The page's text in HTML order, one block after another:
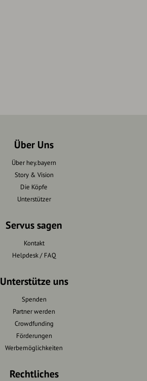
Über Uns
Über hey.bayern
Story & Vision
Die Köpfe
Unterstützer
Servus sagen
Kontakt
Helpdesk / FAQ
Unterstütze uns
Spenden
Partner werden
Crowdfunding
Förderungen
Werbemöglichkeiten
Rechtliches